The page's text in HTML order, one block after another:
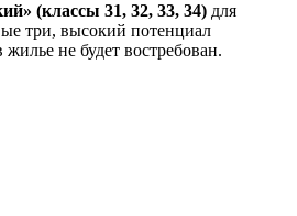
(классы 31, 32, 33, 34) для
три, высокий потенциал
не будет востребован.